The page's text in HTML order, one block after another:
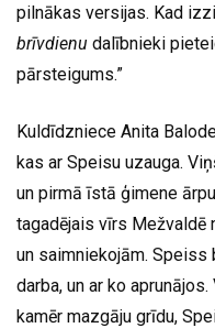
pilnākas versijas. Kad
brīvdienu dalībnieki
pārsteigums.”
Kuldīdzniece Anita
kas ar Speisu uzauga.
un pirmā īstā ģimene
tagadējais vīrs Mežvaldē
un saimniekojām. Speiss
darba, un ar ko
kamēr mazgāju grīdu,